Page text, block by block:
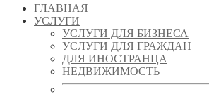
ГЛАВНАЯ
УСЛУГИ
УСЛУГИ ДЛЯ БИЗНЕСА
УСЛУГИ ДЛЯ ГРАЖДАН
ДЛЯ ИНОСТРАНЦА
НЕДВИЖИМОСТЬ